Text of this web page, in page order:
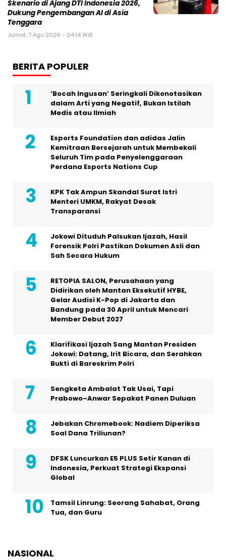
Skenario di Ajang DTI Indonesia 2026,
Dukung Pengembangan AI di Asia
Tenggara
Jumat, 7 Agu 2026 - 04:14 WIB
BERITA POPULER
‘Bocah Ingusan’ Seringkali Dikonotasikan
dalam Arti yang Negatif, Bukan Istilah
Medis atau Ilmiah
Esports Foundation dan adidas Jalin
Kemitraan Bersejarah untuk Membekali
Seluruh Tim pada Penyelenggaraan
Perdana Esports Nations Cup
KPK Tak Ampun Skandal Surat Istri
Menteri UMKM, Rakyat Desak
Transparansi
Jokowi Dituduh Palsukan Ijazah, Hasil
Forensik Polri Pastikan Dokumen Asli dan
Sah Secara Hukum
RETOPIA SALON, Perusahaan yang
Didirikan oleh Mantan Eksekutif HYBE,
Gelar Audisi K-Pop di Jakarta dan
Bandung pada 30 April untuk Mencari
Member Debut 2027
Klarifikasi Ijazah Sang Mantan Presiden
Jokowi: Datang, Irit Bicara, dan Serahkan
Bukti di Bareskrim Polri
Sengketa Ambalat Tak Usai, Tapi
Prabowo–Anwar Sepakat Panen Duluan
Jebakan Chromebook: Nadiem Diperiksa
Soal Dana Triliunan?
DFSK Luncurkan E5 PLUS Setir Kanan di
Indonesia, Perkuat Strategi Ekspansi
Global
Tamsil Linrung: Seorang Sahabat, Orang
Tua, dan Guru
NASIONAL